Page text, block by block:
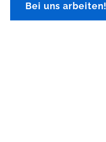
Bei uns arbeiten!